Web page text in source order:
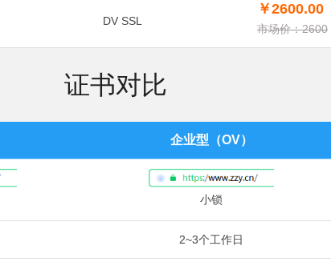
DV SSL
￥2600.00
市场价：2600
证书对比
企业型（OV）
小锁
2~3个工作日